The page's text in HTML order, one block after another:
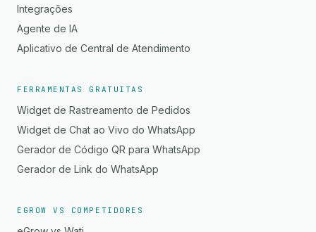
Integrações
Agente de IA
Aplicativo de Central de Atendimento
FERRAMENTAS GRATUITAS
Widget de Rastreamento de Pedidos
Widget de Chat ao Vivo do WhatsApp
Gerador de Código QR para WhatsApp
Gerador de Link do WhatsApp
EGROW VS COMPETIDORES